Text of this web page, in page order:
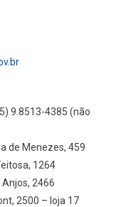
9.8513-4385 (não
de Menezes, 459
1264
2466
2500 – loja 17